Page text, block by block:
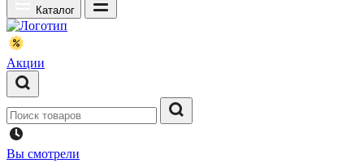
Каталог
Акции
Вы смотрели